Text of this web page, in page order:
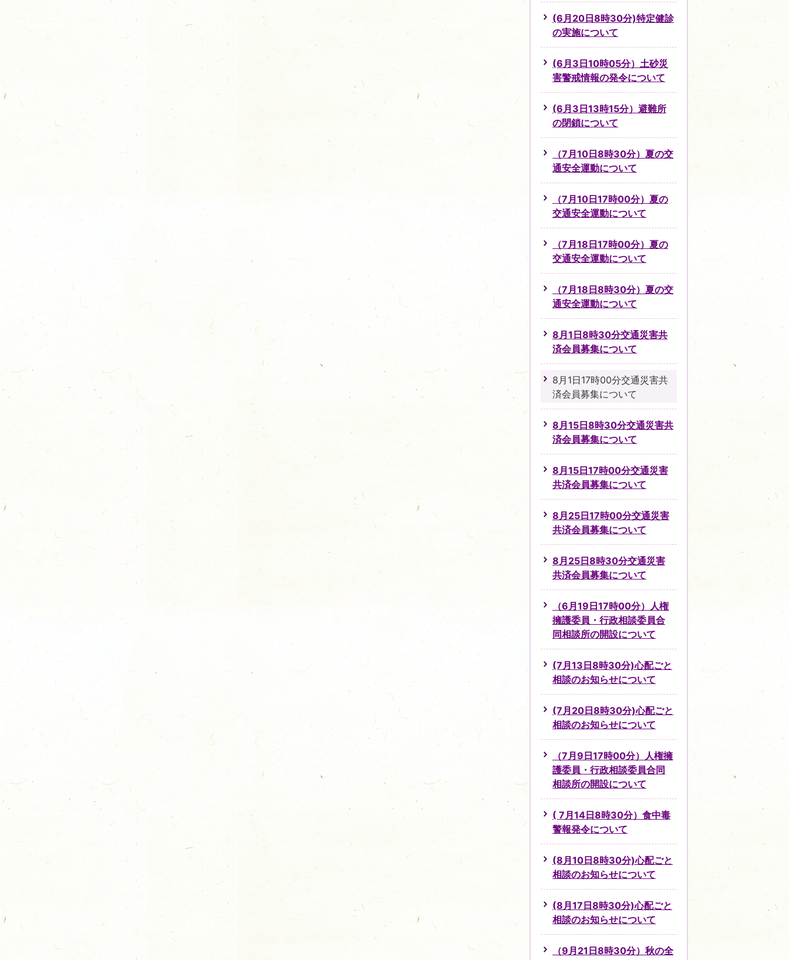
(6月20日8時30分)特定健診
の実施について
(6月3日10時05分）土砂災
害警戒情報の発令について
(6月3日13時15分）避難所
の閉鎖について
（7月10日8時30分）夏の交
通安全運動について
（7月10日17時00分）夏の
交通安全運動について
（7月18日17時00分）夏の
交通安全運動について
（7月18日8時30分）夏の交
通安全運動について
8月1日8時30分交通災害共
済会員募集について
8月1日17時00分交通災害共
済会員募集について
8月15日8時30分交通災害共
済会員募集について
8月15日17時00分交通災害
共済会員募集について
8月25日17時00分交通災害
共済会員募集について
8月25日8時30分交通災害
共済会員募集について
（6月19日17時00分）人権
擁護委員・行政相談委員合
同相談所の開設について
(7月13日8時30分)心配ごと
相談のお知らせについて
(7月20日8時30分)心配ごと
相談のお知らせについて
（7月9日17時00分）人権擁
護委員・行政相談委員合同
相談所の開設について
( 7月14日8時30分）食中毒
警報発令について
(8月10日8時30分)心配ごと
相談のお知らせについて
(8月17日8時30分)心配ごと
相談のお知らせについて
（9月21日8時30分）秋の全